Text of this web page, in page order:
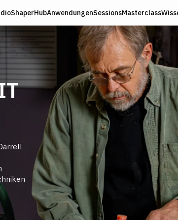
ShaperHubAnwendungenSessionsMasterclass